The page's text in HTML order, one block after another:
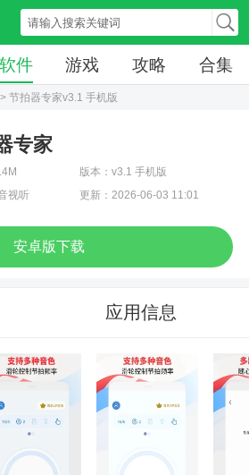
软件 游戏 攻略 合集
> 节拍器专家v3.1 手机版
专家
版本：v3.1 手机版
视听
更新：2026-06-03 11:01
安卓版下载
应用信息